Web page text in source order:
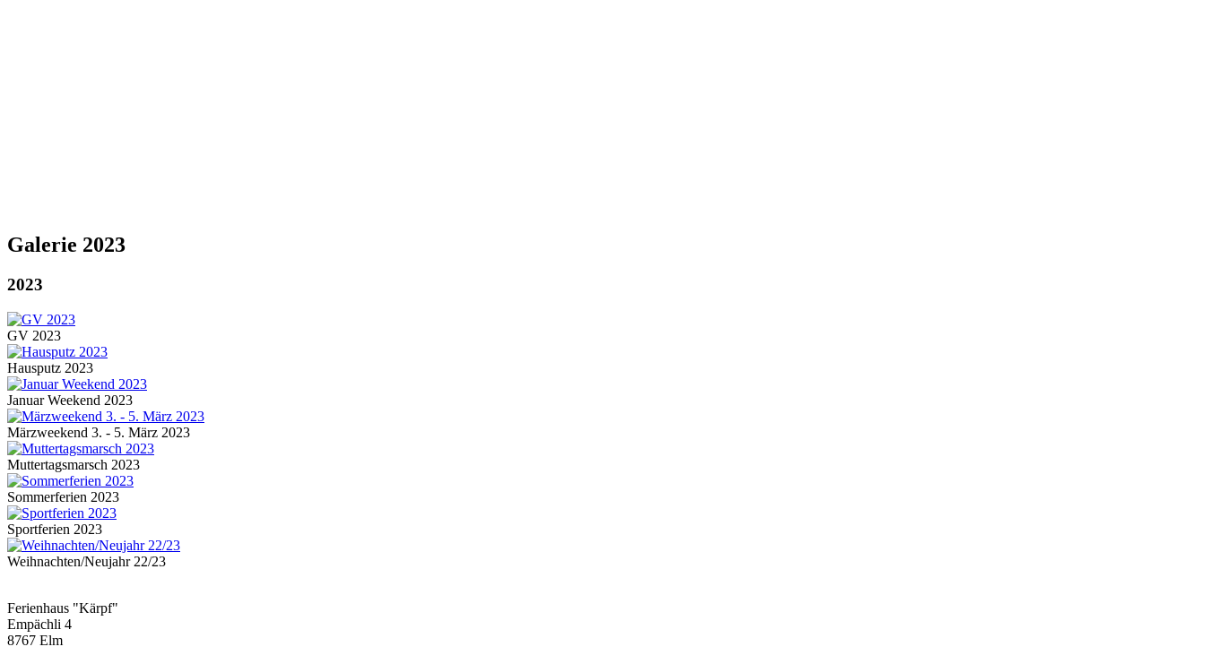
Galerie 2023
2023
GV 2023
Hausputz 2023
Januar Weekend 2023
Märzweekend 3. - 5. März 2023
Muttertagsmarsch 2023
Sommerferien 2023
Sportferien 2023
Weihnachten/Neujahr 22/23
Ferienhaus "Kärpf"
Empächli 4
8767 Elm